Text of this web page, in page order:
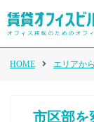
HOME エリアか
市区部を